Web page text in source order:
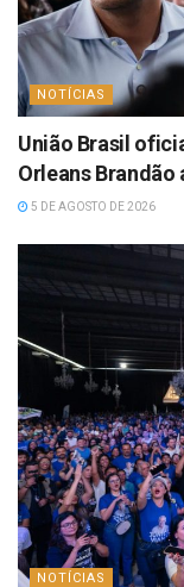
NOTÍCIAS
União Brasil
Orleans Brandão
5 DE AGOSTO DE 2026
NOTÍCIAS